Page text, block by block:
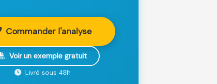
Commander l'analyse
Voir un exemple gratuit
Livré sous 48h